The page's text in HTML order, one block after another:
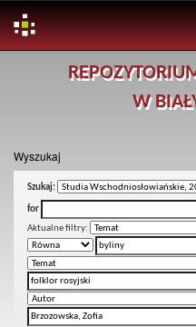
W
Wyszukaj
Szukaj:
for
Aktualne filtry: